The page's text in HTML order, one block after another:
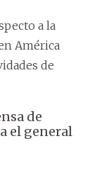
a la
América
de
de
el general